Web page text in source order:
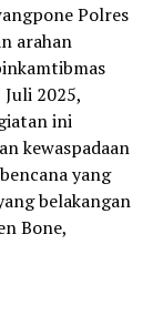
Polres
arahan
2025,
ini
kewaspadaan
yang
belakangan
Bone,